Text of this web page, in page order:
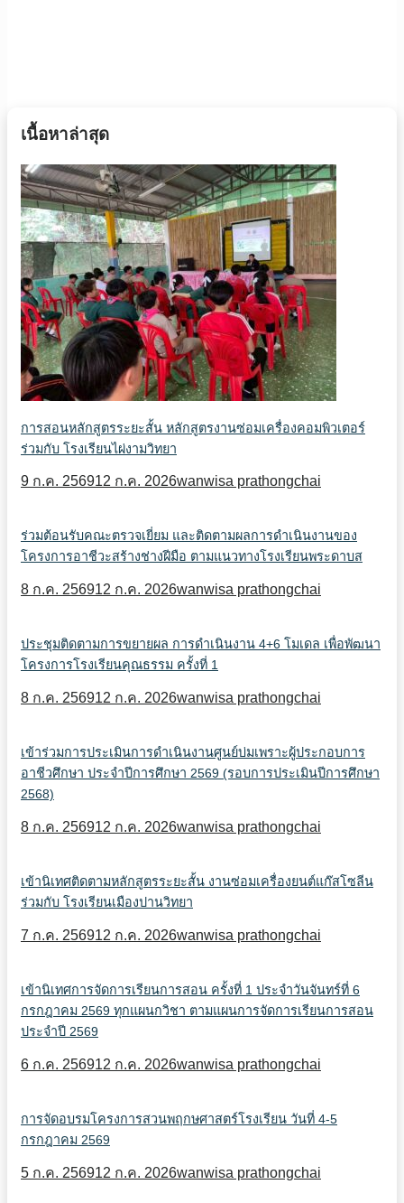
เนื้อหาล่าสุด
การสอนหลักสูตรระยะสั้น หลักสูตรงานซ่อมเครื่องคอมพิวเตอร์
ร่วมกับ โรงเรียนไผ่งามวิทยา
9 ก.ค. 256912 ก.ค. 2026wanwisa prathongchai
ร่วมต้อนรับคณะตรวจเยี่ยม และติดตามผลการดำเนินงานของ
โครงการอาชีวะสร้างช่างฝีมือ ตามแนวทางโรงเรียนพระดาบส
8 ก.ค. 256912 ก.ค. 2026wanwisa prathongchai
ประชุมติดตามการขยายผล การดำเนินงาน 4+6 โมเดล เพื่อพัฒนา
โครงการโรงเรียนคุณธรรม ครั้งที่ 1
8 ก.ค. 256912 ก.ค. 2026wanwisa prathongchai
เข้าร่วมการประเมินการดำเนินงานศูนย์บ่มเพราะผู้ประกอบการ
อาชีวศึกษา ประจำปีการศึกษา 2569 (รอบการประเมินปีการศึกษา
2568)
8 ก.ค. 256912 ก.ค. 2026wanwisa prathongchai
เข้านิเทศติดตามหลักสูตรระยะสั้น งานซ่อมเครื่องยนต์แก๊สโซลีน
ร่วมกับ โรงเรียนเมืองปานวิทยา
7 ก.ค. 256912 ก.ค. 2026wanwisa prathongchai
เข้านิเทศการจัดการเรียนการสอน ครั้งที่ 1 ประจำวันจันทร์ที่ 6
กรกฎาคม 2569 ทุกแผนกวิชา ตามแผนการจัดการเรียนการสอน
ประจำปี 2569
6 ก.ค. 256912 ก.ค. 2026wanwisa prathongchai
การจัดอบรมโครงการสวนพฤกษศาสตร์โรงเรียน วันที่ 4-5
กรกฎาคม 2569
5 ก.ค. 256912 ก.ค. 2026wanwisa prathongchai